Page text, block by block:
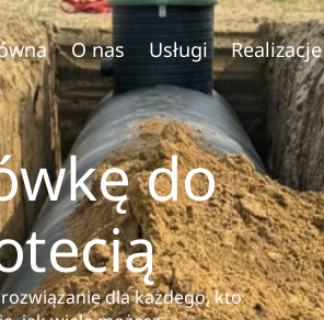
O nas Usługi Realizacje
do
dla każdego, kto